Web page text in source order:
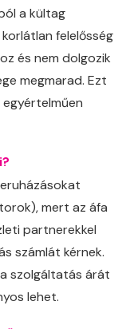
a kültag
felelősség
és nem dolgozik
megmarad. Ezt
mert az áfa
partnerekkel
számlát kérnek.
szolgáltatás árát
lehet.